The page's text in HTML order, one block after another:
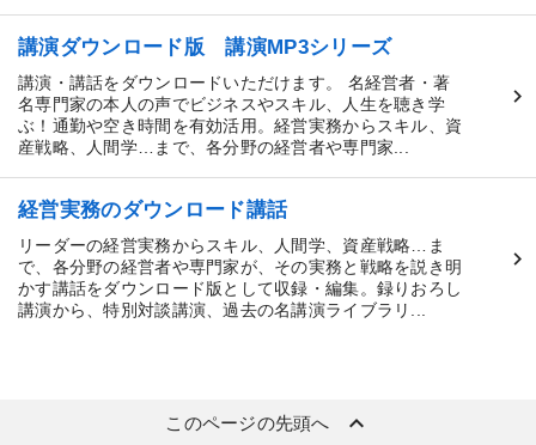
講演ダウンロード版 講演MP3シリーズ
講演・講話をダウンロードいただけます。 名経営者・著
名専門家の本人の声でビジネスやスキル、人生を聴き学
ぶ！通勤や空き時間を有効活用。経営実務からスキル、資
産戦略、人間学…まで、各分野の経営者や専門家...
経営実務のダウンロード講話
リーダーの経営実務からスキル、人間学、資産戦略…ま
で、各分野の経営者や専門家が、その実務と戦略を説き明
かす講話をダウンロード版として収録・編集。録りおろし
講演から、特別対談講演、過去の名講演ライブラリ...
このページの先頭へ keyboard_arrow_up